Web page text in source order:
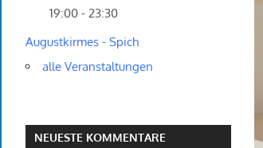
19:00 - 23:30
Augustkirmes - Spich
alle Veranstaltungen
NEUESTE KOMMENTARE